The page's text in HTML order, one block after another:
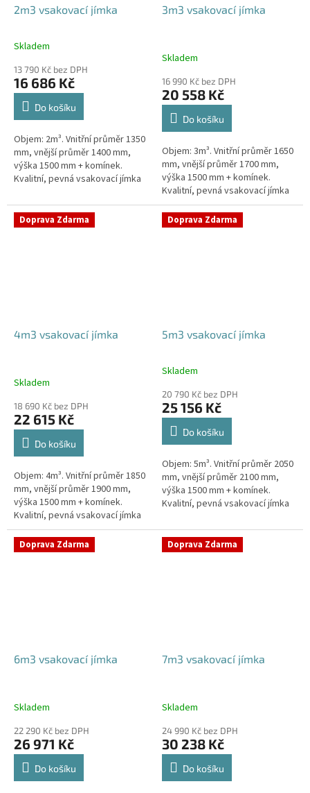
2m3 vsakovací jímka
Průměrné
produktu
je
4,8
hvězdiček.
Skladem
13 790 Kč bez DPH
16 686 Kč
Do košíku
Objem: 2m³. Vnitřní průměr 1350
mm, vnější průměr 1400 mm,
výška 1500 mm + komínek.
Kvalitní, pevná vsakovací jímka
obetonování Průměr přítoku a
odtoku +...
3m3 vsakovací jímka
Skladem
16 990 Kč bez DPH
20 558 Kč
Do košíku
Objem: 3m³. Vnitřní průměr 1650
mm, vnější průměr 1700 mm,
výška 1500 mm + komínek.
Kvalitní, pevná vsakovací jímka
(nádrž) bez potřeby
obetonování Průměr přítoku a
odtoku +...
Doprava Zdarma
4m3 vsakovací jímka
Skladem
18 690 Kč bez DPH
22 615 Kč
Do košíku
Objem: 4m³. Vnitřní průměr 1850
mm, vnější průměr 1900 mm,
výška 1500 mm + komínek.
Kvalitní, pevná vsakovací jímka
(nádrž) bez potřeby
obetonování Průměr přítoku a
odtoku +...
Doprava Zdarma
5m3 vsakovací jímka
Průměrné
produktu
je
5,0
hvězdiček.
Skladem
20 790 Kč bez DPH
25 156 Kč
Do košíku
Objem: 5m³. Vnitřní průměr 2050
mm, vnější průměr 2100 mm,
výška 1500 mm + komínek.
Kvalitní, pevná vsakovací jímka
obetonování Průměr přítoku a
odtoku +...
Doprava Zdarma
6m3 vsakovací jímka
Skladem
22 290 Kč bez DPH
26 971 Kč
Do košíku
Doprava Zdarma
7m3 vsakovací jímka
Skladem
24 990 Kč bez DPH
30 238 Kč
Do košíku